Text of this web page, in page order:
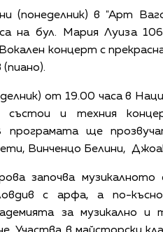
(понеделник) в "Арт
на бул. Мария Луиза
концерт с
(пиано).
от 19.00 часа в
и техния
ще
Винченцо Белини,
започва
с арфа, а по-късно
за музикално